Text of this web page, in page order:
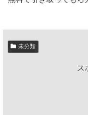
未分類
ス